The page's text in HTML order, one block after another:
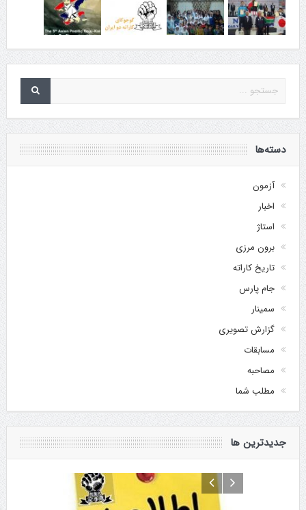
دسته‌ها
آزمون
اخبار
استاژ
برون مرزی
تاریخ کاراته
جام پارس
سمینار
گزارش تصویری
مسابقات
مصاحبه
مطلب شما
جدیدترین ها